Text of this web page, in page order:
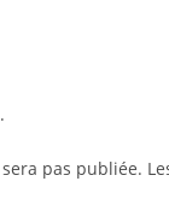
pas publiée.